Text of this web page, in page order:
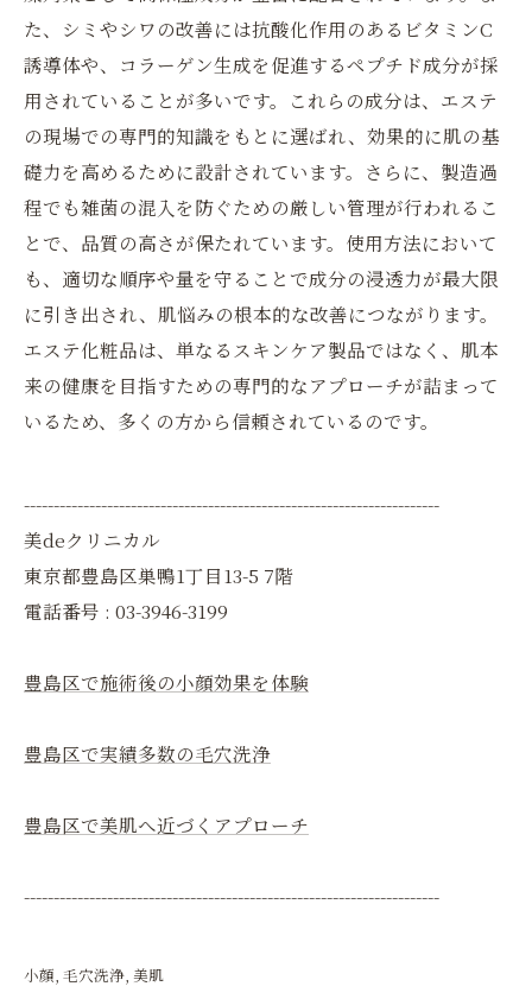
た、シミやシワの改善には抗酸化作用のあるビタミンC
誘導体や、コラーゲン生成を促進するペプチド成分が採
用されていることが多いです。これらの成分は、エステ
の現場での専門的知識をもとに選ばれ、効果的に肌の基
礎力を高めるために設計されています。さらに、製造過
程でも雑菌の混入を防ぐための厳しい管理が行われるこ
とで、品質の高さが保たれています。使用方法において
も、適切な順序や量を守ることで成分の浸透力が最大限
に引き出され、肌悩みの根本的な改善につながります。
エステ化粧品は、単なるスキンケア製品ではなく、肌本
来の健康を目指すための専門的なアプローチが詰まって
いるため、多くの方から信頼されているのです。
----------------------------------------------------------------------
美deクリニカル
東京都豊島区巣鴨1丁目13-5 7階
電話番号 : 03-3946-3199
豊島区で施術後の小顔効果を体験
豊島区で実績多数の毛穴洗浄
豊島区で美肌へ近づくアプローチ
----------------------------------------------------------------------
小顔 毛穴洗浄 美肌